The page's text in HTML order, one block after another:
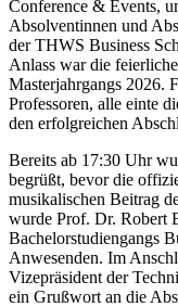
Conference & Events,
Absolventinnen und
der THWS Business
Anlass war die
Masterjahrgangs 2026.
Professoren, alle einte
den erfolgreichen
Bereits ab 17:30 Uhr
begrüßt, bevor die
musikalischen Beitrag
wurde Prof. Dr. Robert
Bachelorstudiengangs
Anwesenden. Im
Vizepräsident der
ein Grußwort an die